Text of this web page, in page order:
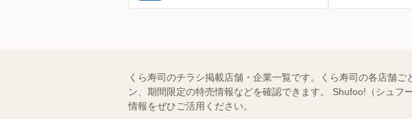
くら寿司のチラシ掲載店舗・企業一覧です。くら寿司の各店舗
ン、期間限定の特売情報などを確認できます。 Shufoo!（シュ
情報をぜひご活用ください。